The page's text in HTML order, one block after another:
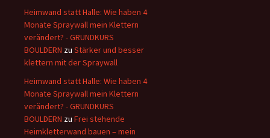
Heimwand statt Halle: Wie haben 4
Monate Spraywall mein Klettern
verändert? - GRUNDKURS
BOULDERN zu Stärker und besser
klettern mit der Spraywall
Heimwand statt Halle: Wie haben 4
Monate Spraywall mein Klettern
verändert? - GRUNDKURS
BOULDERN zu Frei stehende
Heimkletterwand bauen – mein